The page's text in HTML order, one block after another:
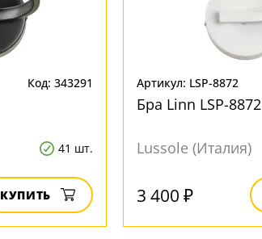
Код: 343291
41 шт.
КУПИТЬ
Артикул: LSP-8872
Бра Linn LSP-8872
Lussole (Италия)
3 400 ₽